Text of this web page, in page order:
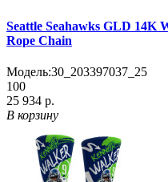
Seattle Seahawks GLD 14K
Rope Chain
Модель:30_203397037_25
100
25 934 р.
В корзину